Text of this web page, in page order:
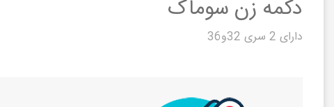
دکمه زن سوماک
دارای 2 سری 32و36